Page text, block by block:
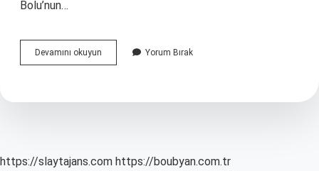
Bolu’nun…
Devamını okuyun Filyosun
Nufusu
Yorum Bırak
https://slaytajans.com https://boubyan.com.tr